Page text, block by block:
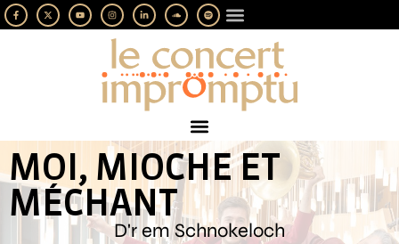
MOI, MIOCHE ET
MÉCHANT
D'r em Schnokeloch